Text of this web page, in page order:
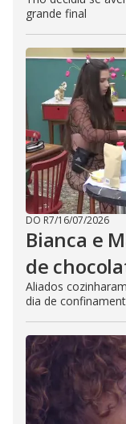
grande final
DO R7/16/07/2026
Bianca e
de
Aliados
dia de